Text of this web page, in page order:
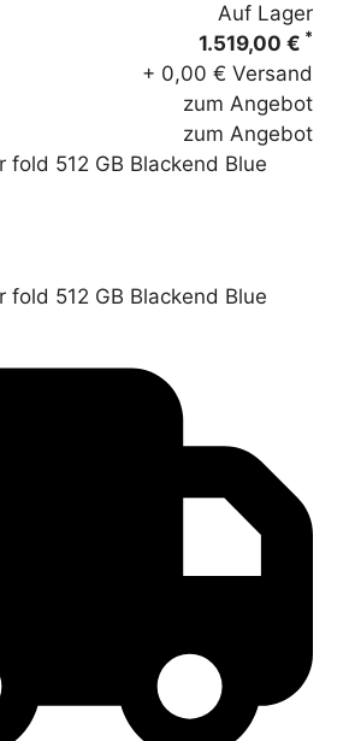
Auf Lager
1.519,00 € *
+ 0,00 € Versand
zum Angebot
zum Angebot
fold 512 GB Blackend Blue
fold 512 GB Blackend Blue